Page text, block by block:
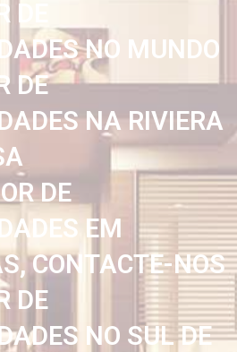
NO MUNDO
DE
NA RIVIERA
DE
EM
CONTACTE-NOS
DE
NO SUL DE